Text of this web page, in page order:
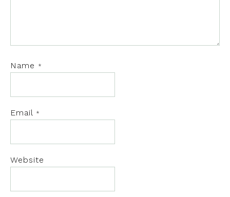
Name *
Email *
Website